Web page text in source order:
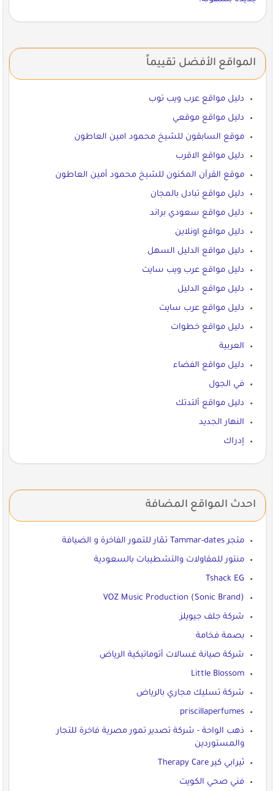
المواقع الأفضل تقييماً
دليل مواقع عرب ويب توب
دليل مواقع موقعي
موقع السابقون للشيخ محمود امين العاطون
دليل مواقع الاقرب
موقع القرآن المكنون للشيخ محمود أمين العاطون
دليل مواقع تبادل بالمجان
دليل مواقع سعودي براند
دليل مواقع اونلاين
دليل مواقع الدليل السهل
دليل مواقع عرب ويب سايت
دليل مواقع الدليل
دليل مواقع عرب سايت
دليل مواقع خطوات
العربية
دليل مواقع الفضاء
في الجول
دليل مواقع ألتدتك
النهار الجديد
إدراك
احدث المواقع المضافة
متجر Tammar-dates تمّار للتمور الفاخرة و الضيافة
منتور للمقاولات والتشطيبات بالسعودية
Tshack EG
VOZ Music Production (Sonic Brand)
شركة جلف جيويلز
بصمة فخامة
شركة صيانة غسالات أتوماتيكية الرياض
Little Blossom
شركة تسليك مجاري بالرياض
priscillaperfumes
ذهب الواحة - شركة تصدير تمور مصرية فاخرة للتجار
والمستوردين
ثيرابي كير Therapy Care
فني صحي الكويت